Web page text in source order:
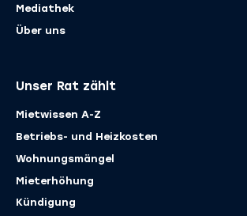
Mediathek
Über uns
Unser Rat zählt
Mietwissen A-Z
Betriebs- und Heizkosten
Wohnungsmängel
Mieterhöhung
Kündigung